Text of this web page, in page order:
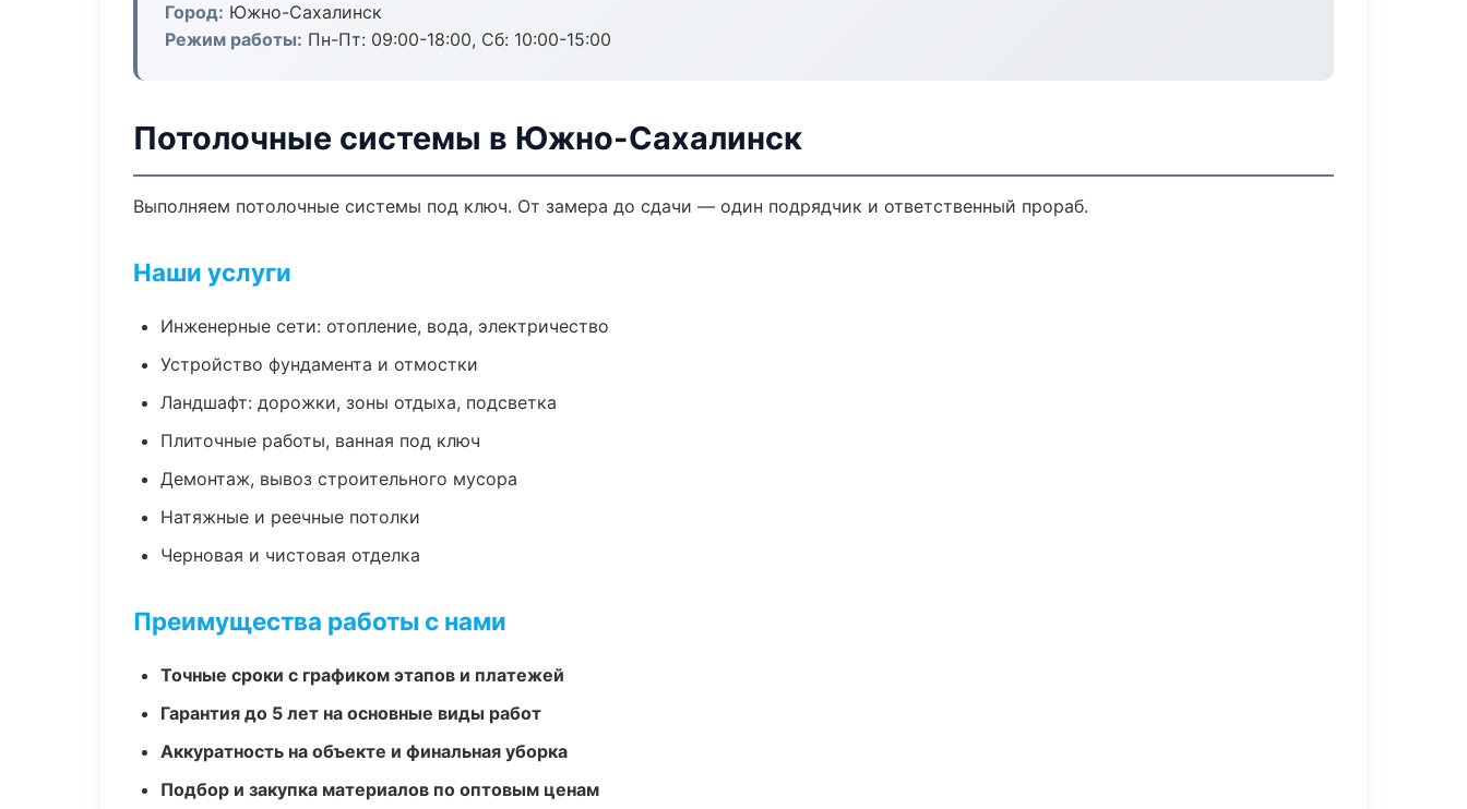
Город: Южно-Сахалинск
Режим работы: Пн-Пт: 09:00-18:00, Сб: 10:00-15:00
Потолочные системы в Южно-Сахалинск
Выполняем потолочные системы под ключ. От замера до сдачи — один подрядчик и ответственный прораб.
Наши услуги
Инженерные сети: отопление, вода, электричество
Устройство фундамента и отмостки
Ландшафт: дорожки, зоны отдыха, подсветка
Плиточные работы, ванная под ключ
Демонтаж, вывоз строительного мусора
Натяжные и реечные потолки
Черновая и чистовая отделка
Преимущества работы с нами
Точные сроки с графиком этапов и платежей
Гарантия до 5 лет на основные виды работ
Аккуратность на объекте и финальная уборка
Подбор и закупка материалов по оптовым ценам